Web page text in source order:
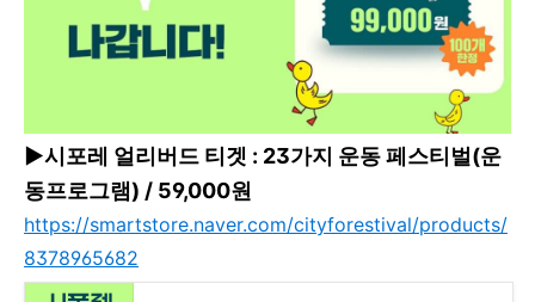
▶시포레 얼리버드 티겟 : 23가지 운동 페스티벌(운
동프로그램) / 59,000원
https://smartstore.naver.com/cityforestival/products/
8378965682